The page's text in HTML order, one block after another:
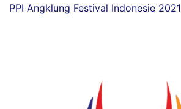
PPI Angklung Festival Indonesie 2021